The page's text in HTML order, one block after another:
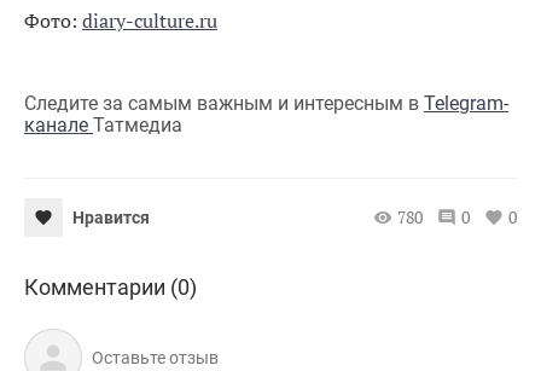
Фото: diary-culture.ru
Следите за самым важным и интересным в Telegram-
канале Татмедиа
Нравится 780 0 0
Комментарии (0)